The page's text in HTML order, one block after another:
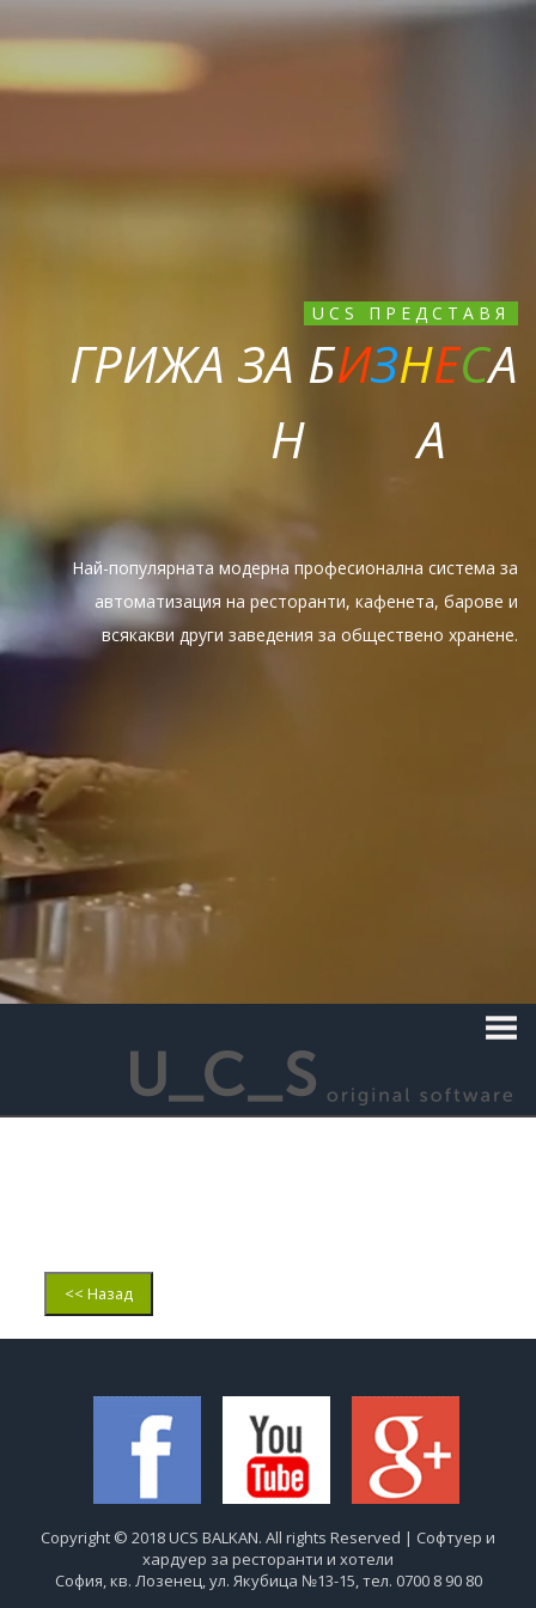
UCS ПРЕДСТАВЯ
ГРИЖА ЗА БИЗНЕСА
Н
Най-популярната модерна професионална система за
автоматизация на ресторанти, кафенета, барове и
всякакви други заведения за обществено хранене.
<< Назад
Copyright © 2018 UCS BALKAN. All rights Reserved | Софтуер и
хардуер за ресторанти и хотели
София, кв. Лозенец, ул. Якубица №13-15, тел. 0700 8 90 80